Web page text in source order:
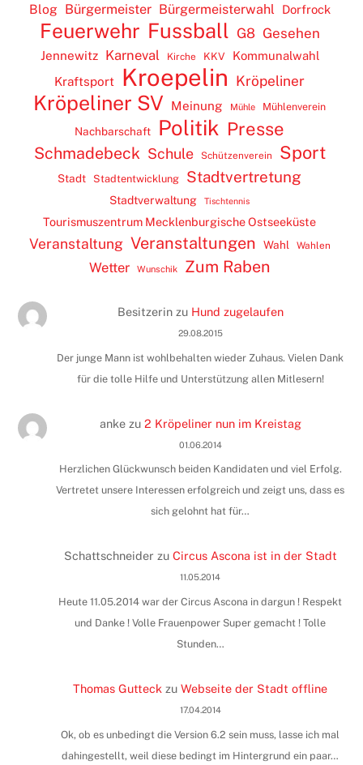
Blog Bürgermeister Bürgermeisterwahl Dorfrock
Feuerwehr Fussball G8 Gesehen
Jennewitz Karneval Kirche KKV
Kommunalwahl
Kraftsport
Kroepelin Kröpeliner
Kröpeliner SV Meinung Mühle Mühlenverein
Nachbarschaft Politik Presse
Schmadebeck Schule Schützenverein Sport
Stadt Stadtentwicklung Stadtvertretung
Stadtverwaltung Tischtennis
Tourismuszentrum Mecklenburgische Ostseeküste
Veranstaltung Veranstaltungen Wahl Wahlen
Wetter Wunschik Zum Raben
Besitzerinzu Hund zugelaufen
29.08.2015
Der junge Mann ist wohlbehalten wieder Zuhaus. Vielen Dank
für die tolle Hilfe und Unterstützung allen Mitlesern!
ankezu 2 Kröpeliner nun im Kreistag
01.06.2014
Herzlichen Glückwunsch beiden Kandidaten und viel Erfolg.
Vertretet unsere Interessen erfolgreich und zeigt uns, dass es
sich gelohnt hat für…
Schattschneider zu Circus Ascona ist in der Stadt
11.05.2014
Heute 11.05.2014 war der Circus Ascona in dargun ! Respekt
und Danke ! Volle Frauenpower Super gemacht ! Tolle
Stunden…
Thomas Gutteck zuWebseite der Stadt offline
17.04.2014
Ok, ob es unbedingt die Version 6.2 sein muss, lasse ich mal
dahingestellt, weil diese bedingt im Hintergrund ein paar…